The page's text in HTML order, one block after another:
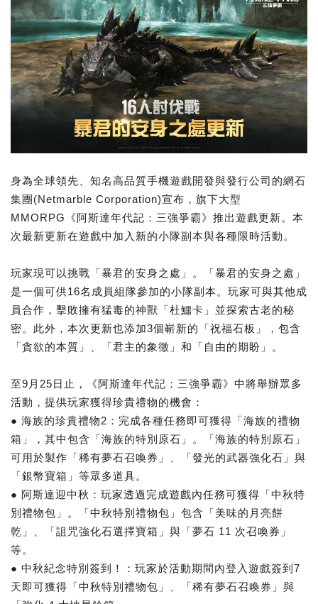
身為全球領先、知名高品質手機遊戲開發與發行公司的網石
集團(Netmarble Corporation)宣布，旗下大型
MMORPG《阿斯達年代記：三強爭霸》推出遊戲更新。本
次最新更新在遊戲中加入新的小隊副本與各種限時活動。
玩家現可以挑戰「暴君的安身之處」。「暴君的安身之處」
是一個可供16名成員組隊參加的小隊副本。玩家可與其他成
員合作，擊敗擁有猛毒的神獸「杜鱷卡」並探索古老的秘
密。此外，本次更新也添加3個嶄新的「祝福石板」，包含
「貪欲的本質」、「君主的象徵」和「自由的期盼」。
至9月25日止，《阿斯達年代記：三強爭霸》中將舉辦眾多
活動，提供玩家獲得珍貴禮物的機會：
● 海族的珍貴禮物2：完成各種任務即可獲得「海族的禮物
箱」，其中包含「海族的特別原石」。「海族的特別原石」
可用於製作「稀有夢石召喚券」、「發光的武器強化石」與
「銀幣寶箱」等眾多道具。
● 阿斯達迎中秋：玩家透過完成遊戲內任務可獲得「中秋特
別禮物包」。「中秋特別禮物包」包含「美味的月亮餅
乾」、「詛咒強化石選擇寶箱」與「夢石 11 次召喚券」
等。
● 中秋紀念特別簽到！：玩家於活動期間內登入遊戲簽到7
天即可獲得「中秋特別禮物包」、「稀有夢石召喚券」與